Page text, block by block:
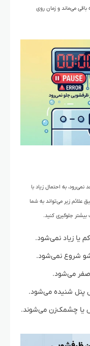
باقی می‌ماند و زمان روی
به احتمال زیاد با
علائم زیر می‌تواند به شما
جلوگیری کنید.
یا زیاد نمی‌شود.
شروع نمی‌شود.
صفر می‌شود.
پنل شنیده می‌شود.
یا چشمک‌زن می‌شوند.